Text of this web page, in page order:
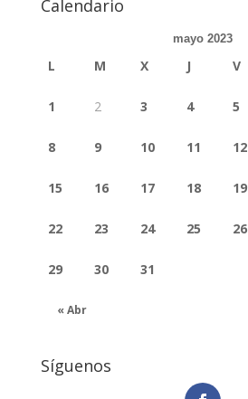
Calendario
mayo 2023
L M X J V
« Abr
1 2 3 4 5
8 9 10 11 12
15 16 17 18 19
22 23 24 25 26
29 30 31
Síguenos